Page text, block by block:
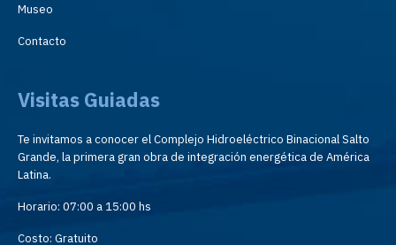
Museo
Contacto
Visitas Guiadas
Te invitamos a conocer el Complejo Hidroeléctrico Binacional Salto
Grande, la primera gran obra de integración energética de América
Latina.
Horario: 07:00 a 15:00 hs
Costo: Gratuito